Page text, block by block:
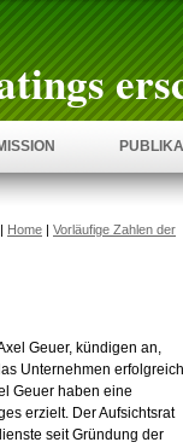
| Home | Vorläufige Zahlen der
Geuer, kündigen an,
Unternehmen erfolgreich
Geuer haben eine
erzielt. Der Aufsichtsrat
seit Gründung der